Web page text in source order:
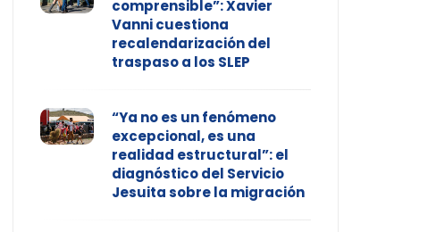
comprensible”: Xavier
Vanni cuestiona
recalendarización del
traspaso a los SLEP
“Ya no es un fenómeno
excepcional, es una
realidad estructural”: el
diagnóstico del Servicio
Jesuita sobre la migración